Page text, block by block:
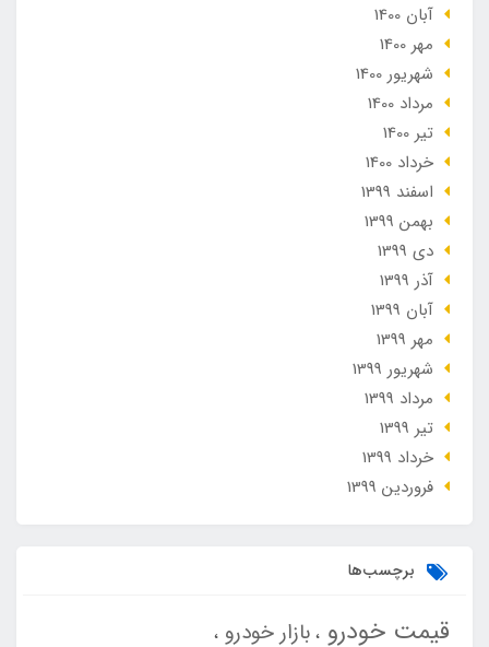
آبان 1400
مهر 1400
شهریور 1400
مرداد 1400
تير 1400
خرداد 1400
اسفند 1399
بهمن 1399
دی 1399
آذر 1399
آبان 1399
مهر 1399
شهریور 1399
مرداد 1399
تير 1399
خرداد 1399
فروردین 1399
برچسب‌ها
قیمت خودرو بازار خودرو